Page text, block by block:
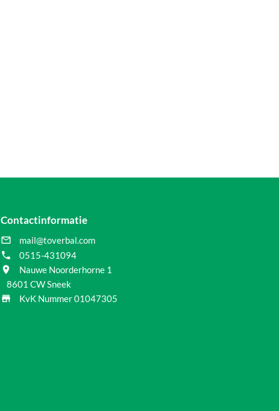
Contactinformatie

mail@toverbal.com

0515-431094

Nauwe Noorderhorne 1
8601 CW Sneek

KvK Nummer 01047305